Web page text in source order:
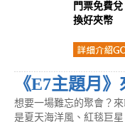
門票免費兌
換好夾幣
《E7主題月
想要一場難忘的聚會？
是夏天海洋風、紅毯巨